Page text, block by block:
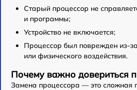
Старый процессор не
и программы;
Устройство не включается;
Процессор был поврежден из-
или физического воздействия.
Почему важно довериться
Замена процессора — это сложная